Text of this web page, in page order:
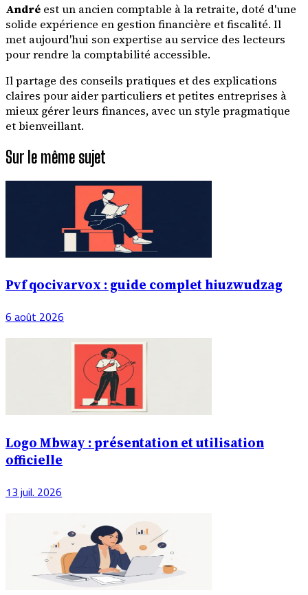
André est un ancien comptable à la retraite, doté d'une
solide expérience en gestion financière et fiscalité. Il
met aujourd'hui son expertise au service des lecteurs
pour rendre la comptabilité accessible.
Il partage des conseils pratiques et des explications
claires pour aider particuliers et petites entreprises à
mieux gérer leurs finances, avec un style pragmatique
et bienveillant.
Sur le même sujet
Pvf qocivarvox : guide complet hiuzwudzag
6 août 2026
Logo Mbway : présentation et utilisation
officielle
13 juil. 2026